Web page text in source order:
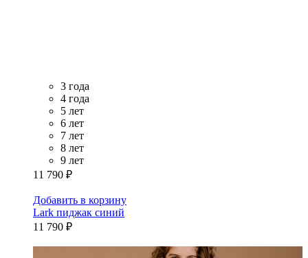
3 года
4 года
5 лет
6 лет
7 лет
8 лет
9 лет
11 790 ₽
Добавить в корзину
Lark пиджак синий
11 790 ₽